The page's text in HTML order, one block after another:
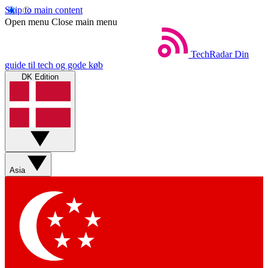
Skip to main content
Open menu Close main menu
TechRadar Din
guide til tech og gode køb
DK Edition
Asia